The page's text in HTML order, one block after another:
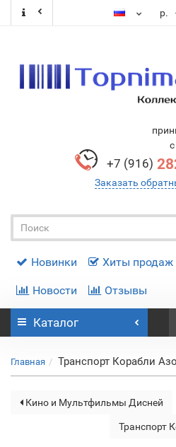
р.
+7 (916)
Заказать
Новинки Хиты продаж
Новости Отзывы
Каталог
Главная Транспорт Корабли
Кино и Мультфильмы Дисней
Транспорт